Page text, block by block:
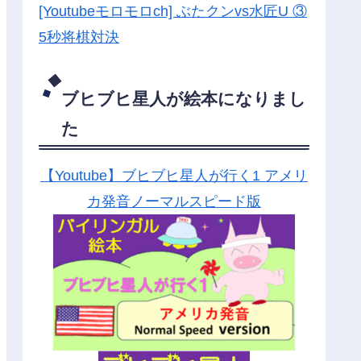
[Youtubeモロモロch] ぶたクンvs水匠U ③
5秒将棋対決
ブヒブヒ星人が絵本になりまし
た
【Youtube】ブヒブヒ星人が行く1 アメリ
カ発音ノーマルスピード版